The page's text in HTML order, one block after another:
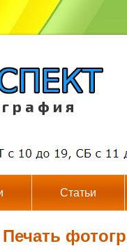
р а ф и я
Статьи
Печать